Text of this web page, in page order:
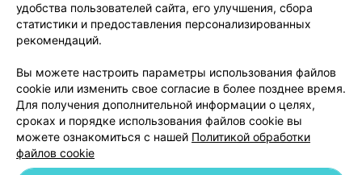
Добавить специалиста
удобства пользователей сайта, его улучшения, сбора
статистики и предоставления персонализированных
рекомендаций.
Вы можете настроить параметры использования файлов
cookie или изменить свое согласие в более позднее время.
Для получения дополнительной информации о целях,
сроках и порядке использования файлов cookie вы
можете ознакомиться с нашей Политикой обработки
файлов cookie